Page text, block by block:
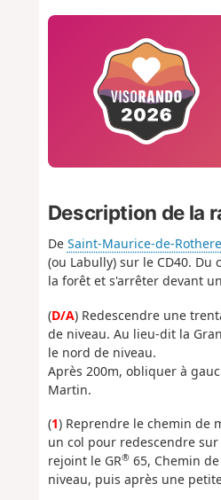
Description de la
De Saint-Maurice-de-
(ou Labully) sur le CD40.
la forêt et s'arrêter devant
(D/A) Redescendre une
de niveau. Au lieu-dit la
le nord de niveau.
Après 200m, obliquer à
Martin.
(1) Reprendre le chemin de
un col pour redescendre
rejoint le GR®65, Chemin
niveau, puis après une